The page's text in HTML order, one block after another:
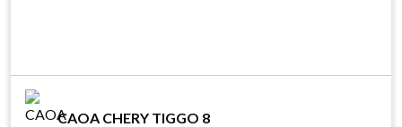
CAOA CHERY TIGGO 8